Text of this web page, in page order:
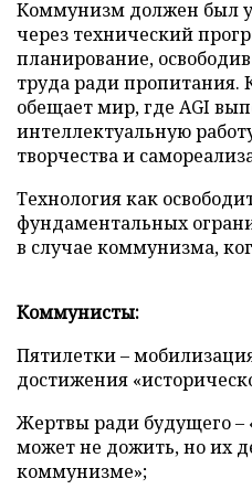
Коммунизм должен был
через технический
планирование,
труда ради
обещает мир, где AGI
интеллектуальную
творчества и
Технология как
фундаментальных
в случае коммунизма,
Коммунисты:
Пятилетки –
достижения
Жертвы ради будущего –
может не дожить, но их
коммунизме»;